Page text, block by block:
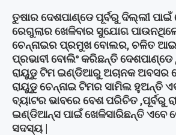
ତୁଷାର ଦେଶପାଣ୍ଡେ ପୂର୍ବରୁ ଦିଲ୍ଲୀ
ରେଗୁଲାର ଖେଳିବାର ସୁଯୋଗ
ଚେନ୍ନାଇର ପ୍ରମୁଖ ବୋଲର, ଚଳିତ
ପ୍ରଭାବୀ ବୋଲିଂ କରିଛନ୍ତି ଦେଶପାଣ୍ଡେ
ରାୟୁଡୁ ଟିମ ଇଣ୍ଡିଆରୁ ଅଚାନକ ଅବସର
ରାୟୁଡୁ ଚେନ୍ନାଇ ଟିମର ସାମିଲ ହୁଅନ୍ତି
ବ୍ୟାଟର ଭାବରେ ବେଶ ପରିଚିତ ,ପୂର୍ବରୁ
ଇଣ୍ଡିଆନ୍ସ ପାଇଁ ଖେଳିସାରିଛନ୍ତି ଏବେ
ସଦସ୍ୟ |